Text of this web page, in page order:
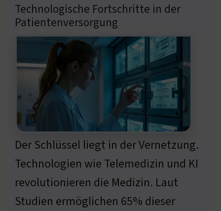
Technologische Fortschritte in der
Patientenversorgung
Der Schlüssel liegt in der Vernetzung.
Technologien wie Telemedizin und KI
revolutionieren die Medizin. Laut
Studien ermöglichen 65% dieser